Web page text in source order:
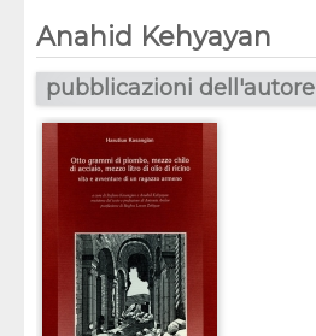
Anahid Kehyayan
pubblicazioni dell'autore